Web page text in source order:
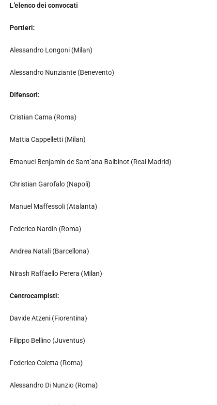
L’elenco dei convocati
Portieri:
Alessandro Longoni (Milan)
Alessandro Nunziante (Benevento)
Difensori:
Cristian Cama (Roma)
Mattia Cappelletti (Milan)
Emanuel Benjamín de Sant’ana Balbinot (Real Madrid)
Christian Garofalo (Napoli)
Manuel Maffessoli (Atalanta)
Federico Nardin (Roma)
Andrea Natali (Barcellona)
Nirash Raffaello Perera (Milan)
Centrocampisti:
Davide Atzeni (Fiorentina)
Filippo Bellino (Juventus)
Federico Coletta (Roma)
Alessandro Di Nunzio (Roma)